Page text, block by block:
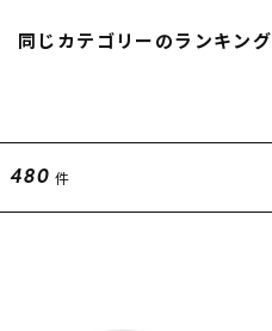
スノーTOP
同じカテゴリーのランキング
480 件